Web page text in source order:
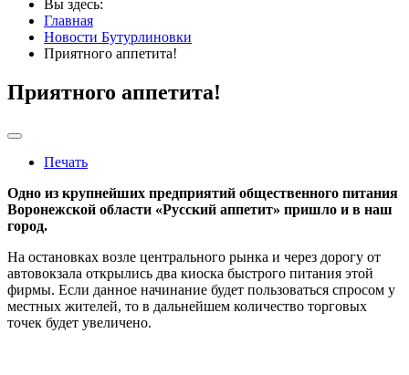
Вы здесь:
Главная
Новости Бутурлиновки
Приятного аппетита!
Приятного аппетита!
Печать
Одно из крупнейших предприятий общественного питания
Воронежской области «Русский аппетит» пришло и в наш
город.
На остановках возле центрального рынка и через дорогу от
автовокзала открылись два киоска быстрого питания этой
фирмы. Если данное начинание будет пользоваться спросом у
местных жителей, то в дальнейшем количество торговых
точек будет увеличено.